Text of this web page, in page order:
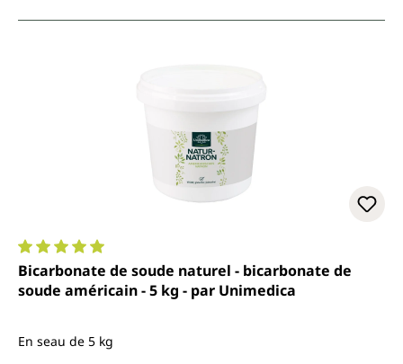
Note moyenne de 5 sur 5 étoiles
Bicarbonate de soude naturel - bicarbonate de
soude américain - 5 kg - par Unimedica
En seau de 5 kg